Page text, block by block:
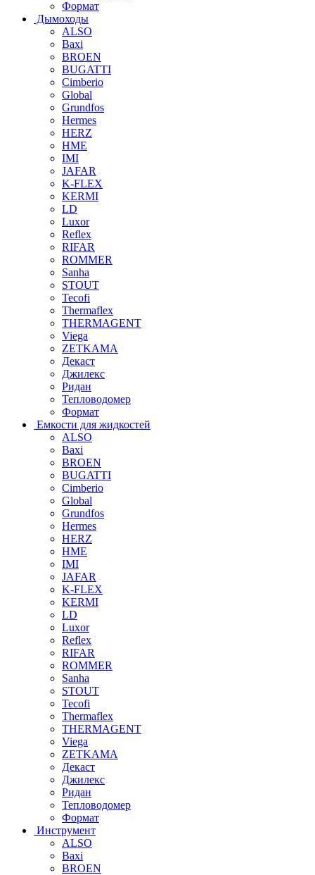
Формат
Дымоходы
ALSO
Baxi
BROEN
BUGATTI
Cimberio
Global
Grundfos
Hermes
HERZ
HME
IMI
JAFAR
K-FLEX
KERMI
LD
Luxor
Reflex
RIFAR
ROMMER
Sanha
STOUT
Tecofi
Thermaflex
THERMAGENT
Viega
ZETKAMA
Декаст
Джилекс
Ридан
Тепловодомер
Формат
Емкости для жидкостей
ALSO
Baxi
BROEN
BUGATTI
Cimberio
Global
Grundfos
Hermes
HERZ
HME
IMI
JAFAR
K-FLEX
KERMI
LD
Luxor
Reflex
RIFAR
ROMMER
Sanha
STOUT
Tecofi
Thermaflex
THERMAGENT
Viega
ZETKAMA
Декаст
Джилекс
Ридан
Тепловодомер
Формат
Инструмент
ALSO
Baxi
BROEN